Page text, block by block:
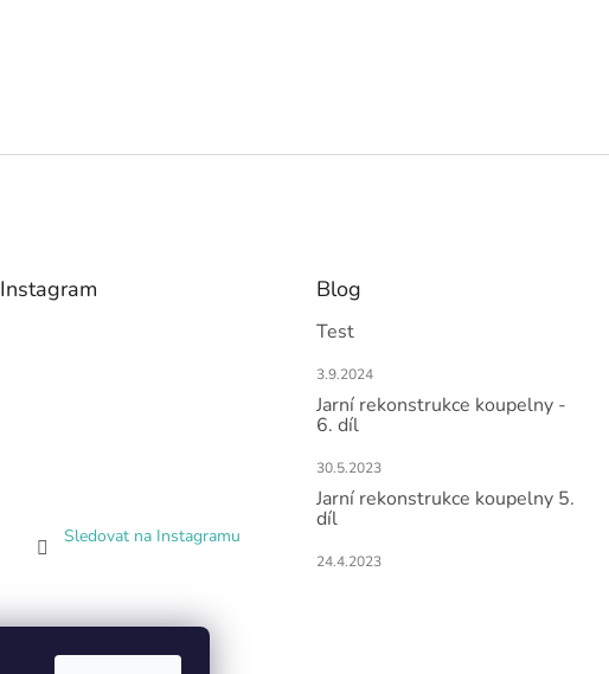
Instagram
Sledovat na Instagramu
Blog
Test
3.9.2024
Jarní rekonstrukce koupelny -
6. díl
30.5.2023
Jarní rekonstrukce koupelny 5.
díl
24.4.2023